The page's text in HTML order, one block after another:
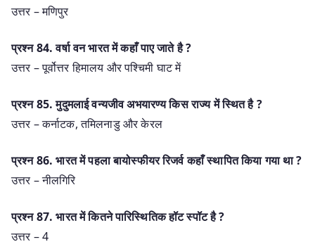
उत्तर – मणिपुर
प्रश्‍न 84. वर्षा वन भारत में कहाँ पाए जाते है ?
उत्तर – पूर्वोत्तर हिमालय और पश्चिमी घाट में
प्रश्‍न 85. मुदुमलाई वन्यजीव अभयारण्य किस राज्य में स्थित है ?
उत्तर – कर्नाटक, तमिलनाडु और केरल
प्रश्‍न 86. भारत में पहला बायोस्फीयर रिजर्व कहाँ स्थापित किया गया था ?
उत्तर – नीलगिरि
प्रश्‍न 87. भारत में कितने पारिस्थितिक हॉट स्पॉट है ?
उत्तर – 4